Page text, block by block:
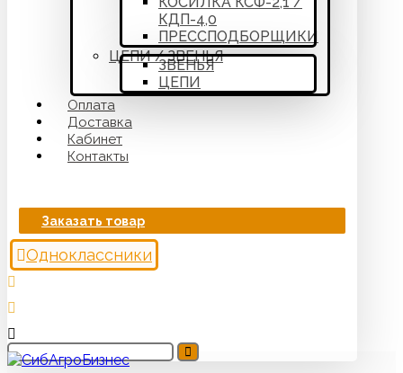
КДП-4,0
ПРЕССПОДБОРЩИКИ
ЦЕПИ / ЗВЕНЬЯ
ЗВЕНЬЯ
ЦЕПИ
Оплата
Доставка
Кабинет
Контакты
Заказать товар
Одноклассники